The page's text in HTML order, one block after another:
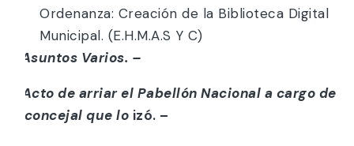
Ordenanza: Creación de la Biblioteca Digital
Municipal. (E.H.M.A.S Y C)
) Asuntos Varios. –
j) Acto de arriar el Pabellón Nacional a cargo de
la concejal que lo izó. –